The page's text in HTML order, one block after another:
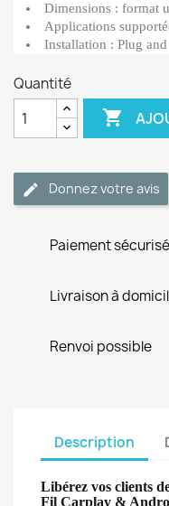
Dimensions : format
Applications
Installation : Plug and
Quantité

Donnez votre avis
Paiement sécurisé
Livraison à
Renvoi possible
Description
Libérez vos clients
Fil Carplay &